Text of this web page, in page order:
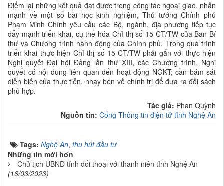
Điểm lại những kết quả đạt được trong công tác ngoại giao, nhấn
mạnh về một số bài học kinh nghiệm, Thủ tướng Chính phủ
Phạm Minh Chính yêu cầu các Bộ, ngành, địa phương tiếp tục
đẩy mạnh triển khai, cụ thể hóa Chỉ thị số 15-CT/TW của Ban Bí
thư và Chương trình hành động của Chính phủ. Trong quá trình
triển khai thực hiện Chỉ thị số 15-CT/TW phải gắn với thực hiện
Nghị quyết Đại hội Đảng lần thứ XIII, các Chương trình, Nghị
quyết có nội dung liên quan đến hoạt động NGKT; cần bám sát
diễn biến của thực tiễn, nhạy bén về chính trị để đưa ra đối sách
phù hợp.
Tác giả: Phan Quỳnh
Nguồn tin: Cổng Thông tin điện tử tỉnh Nghệ An
Tags: Nghệ An, thu hút đầu tư
Những tin mới hơn
Chủ tịch UBND tỉnh đối thoại với thanh niên tỉnh Nghệ An
(16/03/2023)